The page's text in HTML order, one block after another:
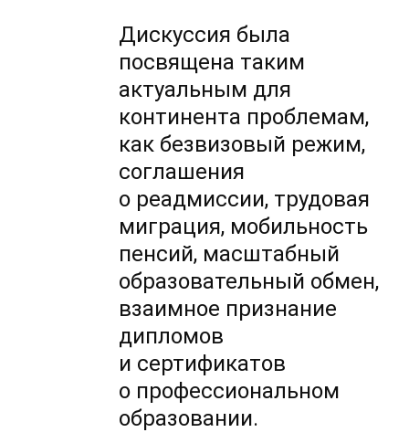
Дискуссия была
посвящена таким
актуальным для
континента проблемам,
как безвизовый режим,
соглашения
о реадмиссии, трудовая
миграция, мобильность
пенсий, масштабный
образовательный обмен,
взаимное признание
дипломов
и сертификатов
о профессиональном
образовании.